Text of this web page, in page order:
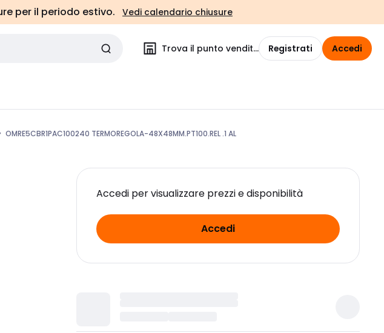
per il periodo estivo. Vedi calendario chiusure
Trova il punto vendita Registrati Accedi
OMRE5CBR1PAC100240 TERMOREGOLA-48X48MM.PT100.REL .1 AL
Accedi per visualizzare prezzi e disponibilità
Accedi